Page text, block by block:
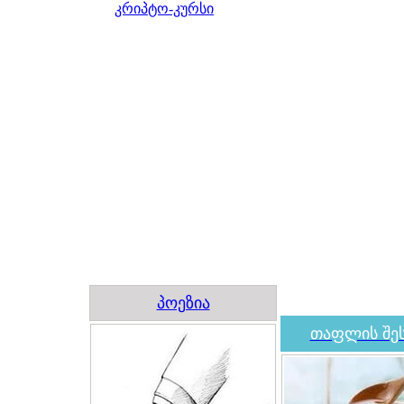
კრიპტო-კურსი
პოეზია
თაფლის